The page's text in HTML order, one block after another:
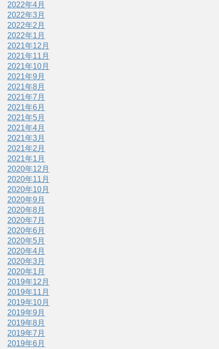
2022年4月
2022年3月
2022年2月
2022年1月
2021年12月
2021年11月
2021年10月
2021年9月
2021年8月
2021年7月
2021年6月
2021年5月
2021年4月
2021年3月
2021年2月
2021年1月
2020年12月
2020年11月
2020年10月
2020年9月
2020年8月
2020年7月
2020年6月
2020年5月
2020年4月
2020年3月
2020年1月
2019年12月
2019年11月
2019年10月
2019年9月
2019年8月
2019年7月
2019年6月